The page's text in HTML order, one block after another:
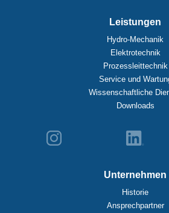
Leistungen
Hydro-Mechanik
Elektrotechnik
Prozessleittechnik
Service und
Wissenschaftliche
Downloads
Unternehmen
Historie
Ansprechpartner